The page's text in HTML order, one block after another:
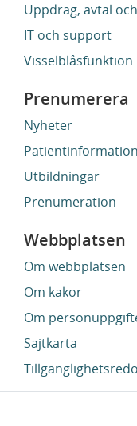
Uppdrag, avtal
IT och support
Visselblåsfunktion
Prenumerera
Nyheter
Patientinformation
Utbildningar
Prenumeration
Webbplatsen
Om webbplatsen
Om kakor
Om
Sajtkarta